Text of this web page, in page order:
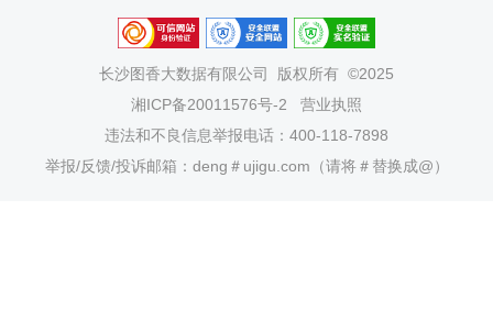
长沙图香大数据有限公司
版权所有 ©2025
湘ICP备20011576号-2
营业执照
违法和不良信息举报电话：400-118-7898
举报/反馈/投诉邮箱：deng＃ujigu.com（请将＃替换成@）